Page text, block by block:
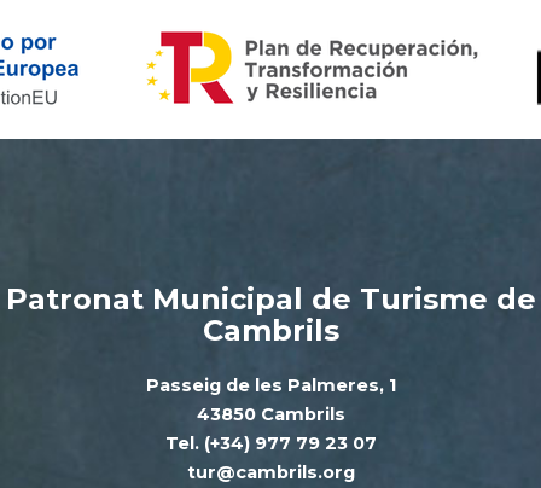
Patronat Municipal de Turisme de
Cambrils
Passeig de les Palmeres, 1
43850 Cambrils
Tel. (+34) 977 79 23 07
tur@cambrils.org